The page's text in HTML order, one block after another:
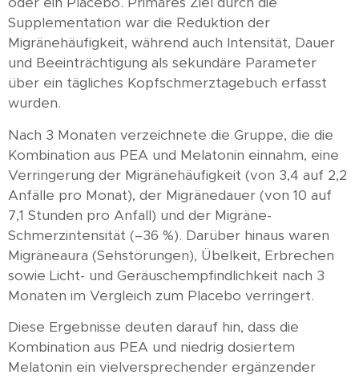
oder ein Placebo. Primäres Ziel durch die
Supplementation war die Reduktion der
Migränehäufigkeit, während auch Intensität, Dauer
und Beeinträchtigung als sekundäre Parameter
über ein tägliches Kopfschmerztagebuch erfasst
wurden.
Nach 3 Monaten verzeichnete die Gruppe, die die
Kombination aus PEA und Melatonin einnahm, eine
Verringerung der Migränehäufigkeit (von 3,4 auf 2,2
Anfälle pro Monat), der Migränedauer (von 10 auf
7,1 Stunden pro Anfall) und der Migräne-
Schmerzintensität (–36 %). Darüber hinaus waren
Migräneaura (Sehstörungen), Übelkeit, Erbrechen
sowie Licht- und Geräuschempfindlichkeit nach 3
Monaten im Vergleich zum Placebo verringert.
Diese Ergebnisse deuten darauf hin, dass die
Kombination aus PEA und niedrig dosiertem
Melatonin ein vielversprechender ergänzender